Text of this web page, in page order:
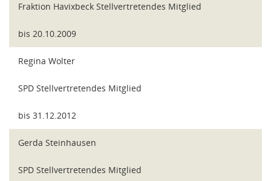
Fraktion Havixbeck Stellvertretendes Mitglied
bis 20.10.2009
Regina Wolter
SPD Stellvertretendes Mitglied
bis 31.12.2012
Gerda Steinhausen
SPD Stellvertretendes Mitglied